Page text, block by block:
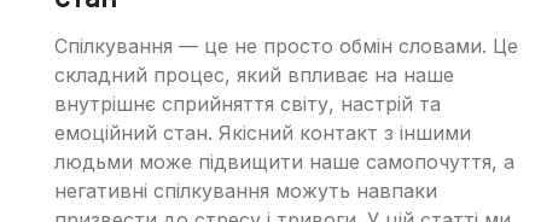
Спілкування — це не просто обмін словами. Це
складний процес, який впливає на наше
внутрішнє сприйняття світу, настрій та
емоційний стан. Якісний контакт з іншими
людьми може підвищити наше самопочуття, а
негативні спілкування можуть навпаки